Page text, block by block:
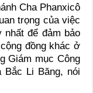
Cha Phanxicô
trọng của việc
nhất để đảm bảo
đồng khác ở
Giám mục Công
Bắc Li Băng, nói